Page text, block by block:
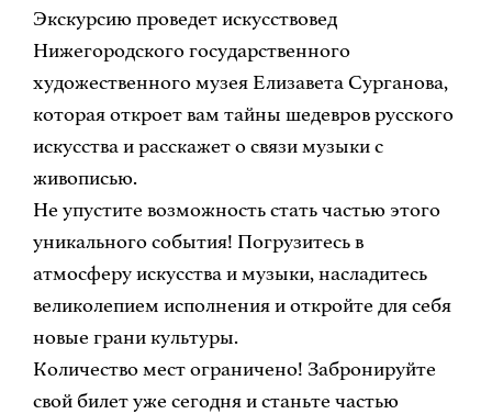
Экскурсию проведет искусствовед
Нижегородского государственного
художественного музея Елизавета Сурганова,
которая откроет вам тайны шедевров русского
искусства и расскажет о связи музыки с
живописью.
Не упустите возможность стать частью этого
уникального события! Погрузитесь в
атмосферу искусства и музыки, насладитесь
великолепием исполнения и откройте для себя
новые грани культуры.
Количество мест ограничено! Забронируйте
свой билет уже сегодня и станьте частью